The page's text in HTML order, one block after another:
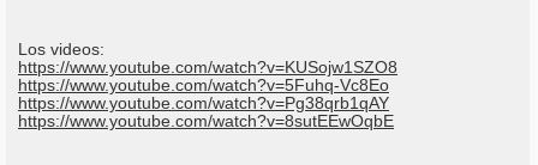
Los videos:
https://www.youtube.com/watch?v=KUSojw1SZO8
https://www.youtube.com/watch?v=5Fuhq-Vc8Eo
https://www.youtube.com/watch?v=Pg38qrb1qAY
https://www.youtube.com/watch?v=8sutEEwOqbE